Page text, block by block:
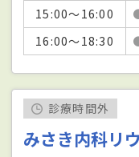
15:00～16:00
16:00～18:30
診療時間外
みさき内科リ